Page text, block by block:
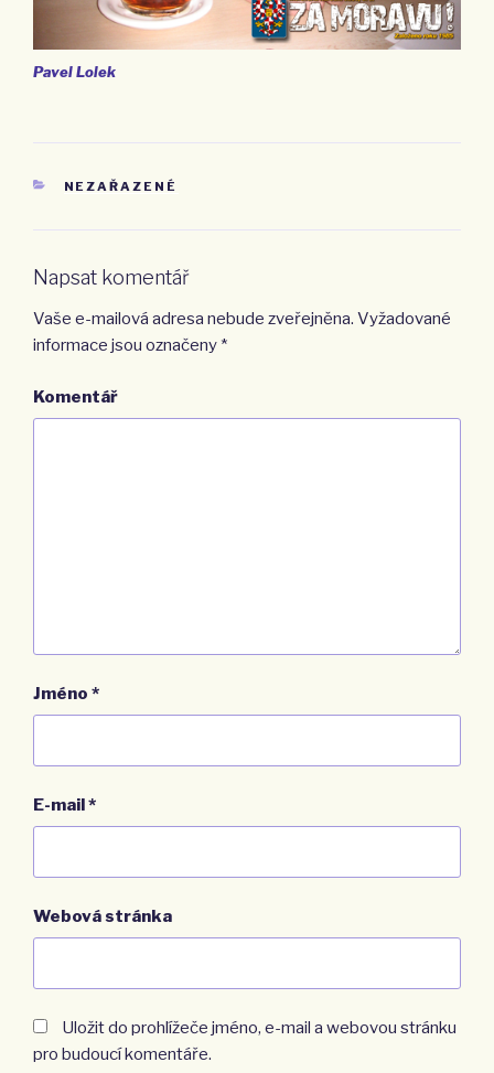
Pavel Lolek
RUBRIKY
NEZAŘAZENÉ
Napsat komentář
Vaše e-mailová adresa nebude zveřejněna. Vyžadované
informace jsou označeny *
Komentář
Jméno *
E-mail*
Webová stránka
Uložit do prohlížeče jméno, e-mail a webovou stránku
pro budoucí komentáře.